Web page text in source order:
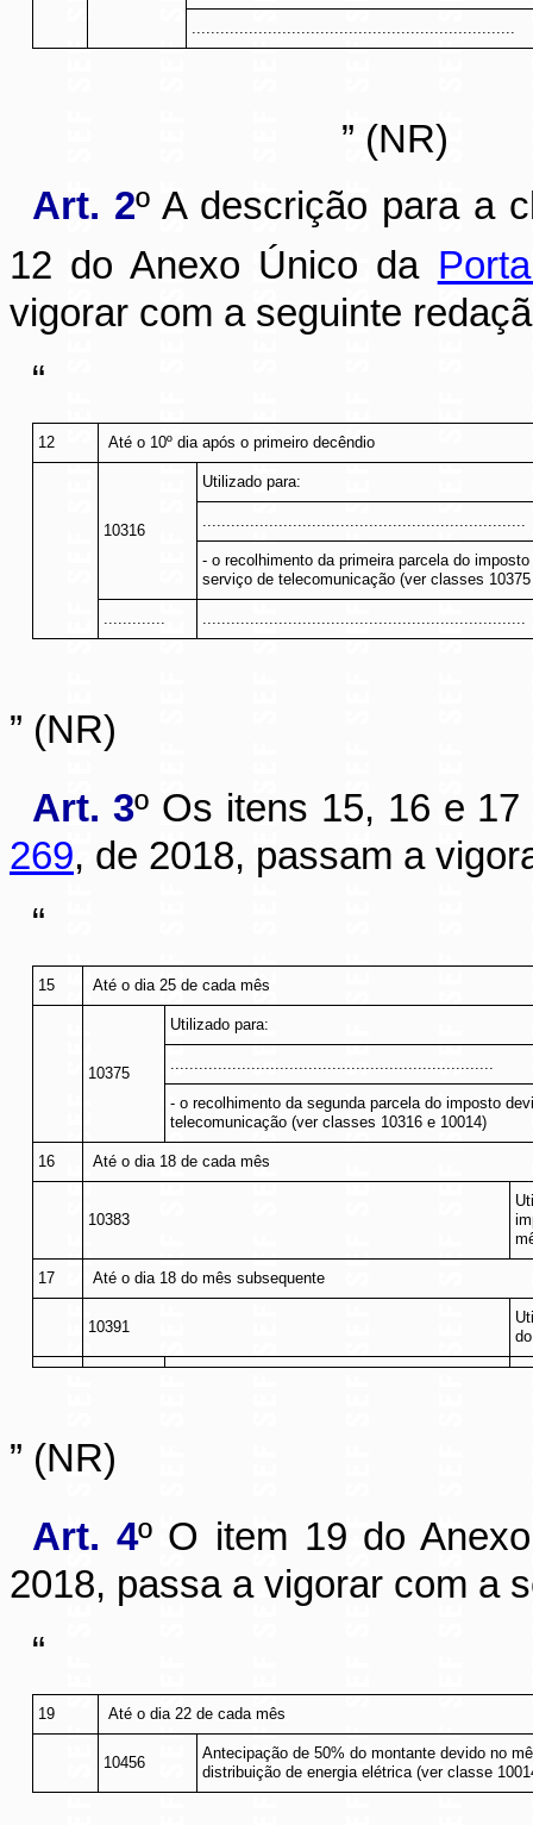
....................................................................
” (NR)
Art. 2º A descrição para a
12 do Anexo Único da
vigorar com a seguinte
“
12 Até o 10º dia após o primeiro decêndio
10316
Utilizado para:
- o recolhimento da primeira parcela do
serviço de telecomunicação (ver classes
” (NR)
Art. 3º Os itens 15, 16 e
269, de 2018, passam a
“
15 Até o dia 25 de cada mês
10375
Utilizado para:
- o recolhimento da segunda parcela do imposto
telecomunicação (ver classes 10316 e 10014)
16 Até o dia 18 de cada mês
10383
17 Até o dia 18 do mês subsequente
10391
” (NR)
Art. 4º O item 19 do
2018, passa a vigorar com a
“
19 Até o dia 22 de cada mês
10456
Antecipação de 50% do montante devido no
distribuição de energia elétrica (ver classe